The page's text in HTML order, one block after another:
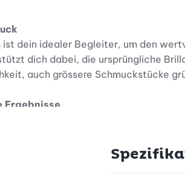
dein idealer Begleiter, um den
dich dabei, die ursprüngliche
auch grössere Schmuckstücke
Ergebnisse
wird intensiviert. Das Tuch